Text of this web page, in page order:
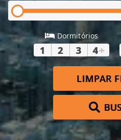
Dormitórios
1 2 3 4+
LIMPAR